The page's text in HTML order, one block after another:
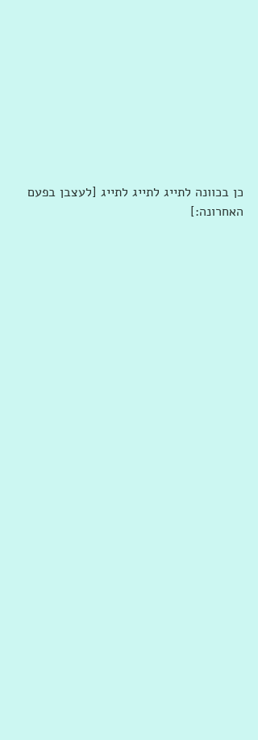
כן בכוונה לתייג לתייג לתייג [לעצבן בפעם
האחרונה:]